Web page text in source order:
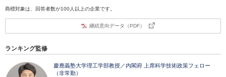
商標対象は、回答者数が100人以上の企業です。
継続意向データ（PDF）
ランキング監修
慶應義塾大学理工学部教授／内閣府 上席科学技術政策フェロー
（非常勤）